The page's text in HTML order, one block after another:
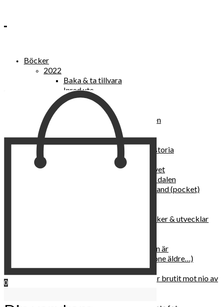
Böcker
2022
Baka & ta tillvara
Inred ute
Power Women
2021
Kvinnan som lekte med elden
“Vi vill nytt, vi begär plats”
Sånger vid avgrunden
Vattenvarelser : en kulturhistoria
Sannas fastebok
Happy skin : ung hud hela livet
Det lilla pensionatet i gröna dalen
I trygghetsnarkomanernas land (pocket)
Self Love – hur du läker, stärker & utvecklar
Hur du blir parisisk var du än är
Äldre och klokare (åtminstone äldre…)
Häxans kokbok
Gud gav oss tio bud – jag har brutit mot nio av
0